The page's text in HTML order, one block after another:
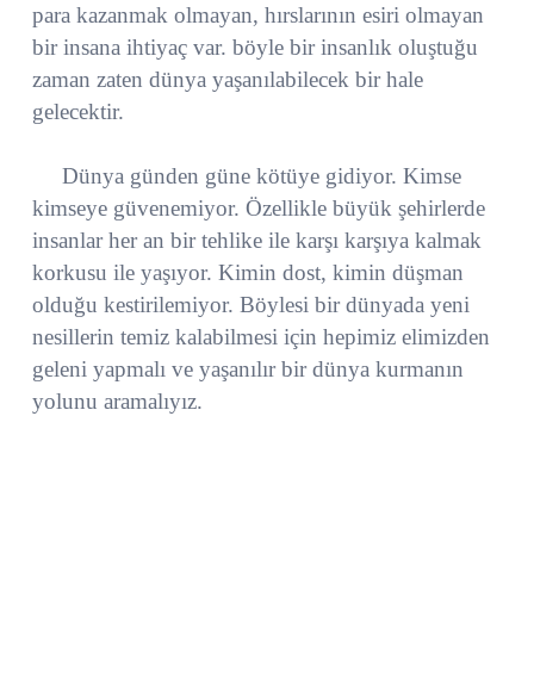
para kazanmak olmayan, hırslarının esiri olmayan
bir insana ihtiyaç var. böyle bir insanlık oluştuğu
zaman zaten dünya yaşanılabilecek bir hale
gelecektir.
Dünya günden güne kötüye gidiyor. Kimse
kimseye güvenemiyor. Özellikle büyük şehirlerde
insanlar her an bir tehlike ile karşı karşıya kalmak
korkusu ile yaşıyor. Kimin dost, kimin düşman
olduğu kestirilemiyor. Böylesi bir dünyada yeni
nesillerin temiz kalabilmesi için hepimiz elimizden
geleni yapmalı ve yaşanılır bir dünya kurmanın
yolunu aramalıyız.